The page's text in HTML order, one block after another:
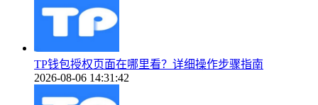
TP钱包授权页面在哪里看？详细操作步骤指南
2026-08-06 14:31:42